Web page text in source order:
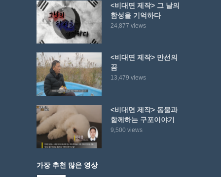
<비대면 제작> 그 날의
함성을 기억하다
24,877 views
<비대면 제작> 만선의
꿈
13,479 views
<비대면 제작> 동물과
함께하는 구포이야기
9,500 views
가장 추천 많은 영상